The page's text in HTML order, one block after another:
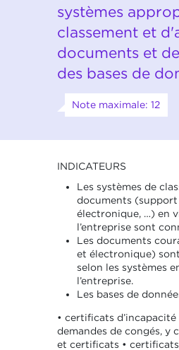
systèmes
classement et
documents et
des bases de
Note maximale: 12
INDICATEURS
Les systèmes de
documents
électronique, …) en
l’entreprise sont
Les documents
et électronique)
selon les systèmes
l’entreprise.
Les bases de
• certificats d’incapacité
demandes de congés, y
et certificats •